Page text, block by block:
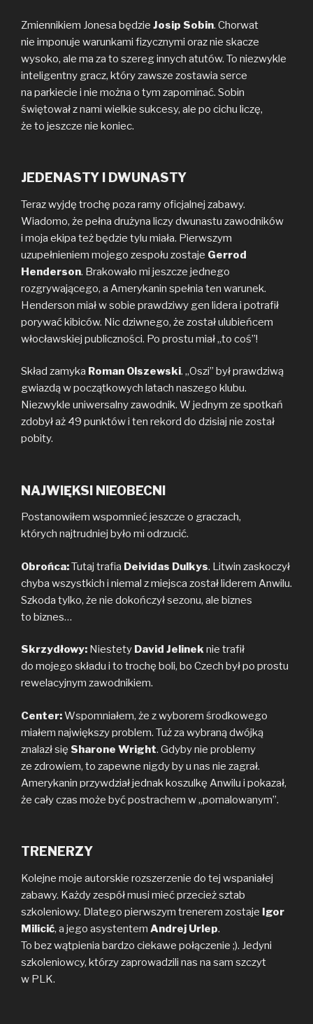
Zmiennikiem Jonesa będzie Josip Sobin. Chorwat
nie imponuje warunkami fizycznymi oraz nie skacze
wysoko, ale ma za to szereg innych atutów. To niezwykle
inteligentny gracz, który zawsze zostawia serce
na parkiecie i nie można o tym zapominać. Sobin
świętował z nami wielkie sukcesy, ale po cichu liczę,
że to jeszcze nie koniec.
JEDENASTY I DWUNASTY
Teraz wyjdę trochę poza ramy oficjalnej zabawy.
Wiadomo, że pełna drużyna liczy dwunastu zawodników
i moja ekipa też będzie tylu miała. Pierwszym
uzupełnieniem mojego zespołu zostaje Gerrod
Henderson. Brakowało mi jeszcze jednego
rozgrywającego, a Amerykanin spełnia ten warunek.
Henderson miał w sobie prawdziwy gen lidera i potrafił
porywać kibiców. Nic dziwnego, że został ulubieńcem
włocławskiej publiczności. Po prostu miał „to coś”!
Skład zamyka Roman Olszewski. „Oszi” był prawdziwą
gwiazdą w początkowych latach naszego klubu.
Niezwykle uniwersalny zawodnik. W jednym ze spotkań
zdobył aż 49 punktów i ten rekord do dzisiaj nie został
pobity.
NAJWIĘKSI NIEOBECNI
Postanowiłem wspomnieć jeszcze o graczach,
których najtrudniej było mi odrzucić.
Obrońca:Tutaj trafia Deividas Dulkys. Litwin zaskoczył
chyba wszystkich i niemal z miejsca został liderem Anwilu.
Szkoda tylko, że nie dokończył sezonu, ale biznes
to biznes…
Skrzydłowy: Niestety David Jelineknie trafił
do mojego składu i to trochę boli, bo Czech był po prostu
rewelacyjnym zawodnikiem.
Center:Wspomniałem, że z wyborem środkowego
miałem największy problem. Tuż za wybraną dwójką
znalazł się Sharone Wright. Gdyby nie problemy
ze zdrowiem, to zapewne nigdy by u nas nie zagrał.
Amerykanin przywdział jednak koszulkę Anwilu i pokazał,
że cały czas może być postrachem w „pomalowanym”.
TRENERZY
Kolejne moje autorskie rozszerzenie do tej wspaniałej
zabawy. Każdy zespół musi mieć przecież sztab
szkoleniowy. Dlatego pierwszym trenerem zostaje Igor
Milicić, a jego asystentem Andrej Urlep.
To bez wątpienia bardzo ciekawe połączenie ;). Jedyni
szkoleniowcy, którzy zaprowadzili nas na sam szczyt
w PLK.